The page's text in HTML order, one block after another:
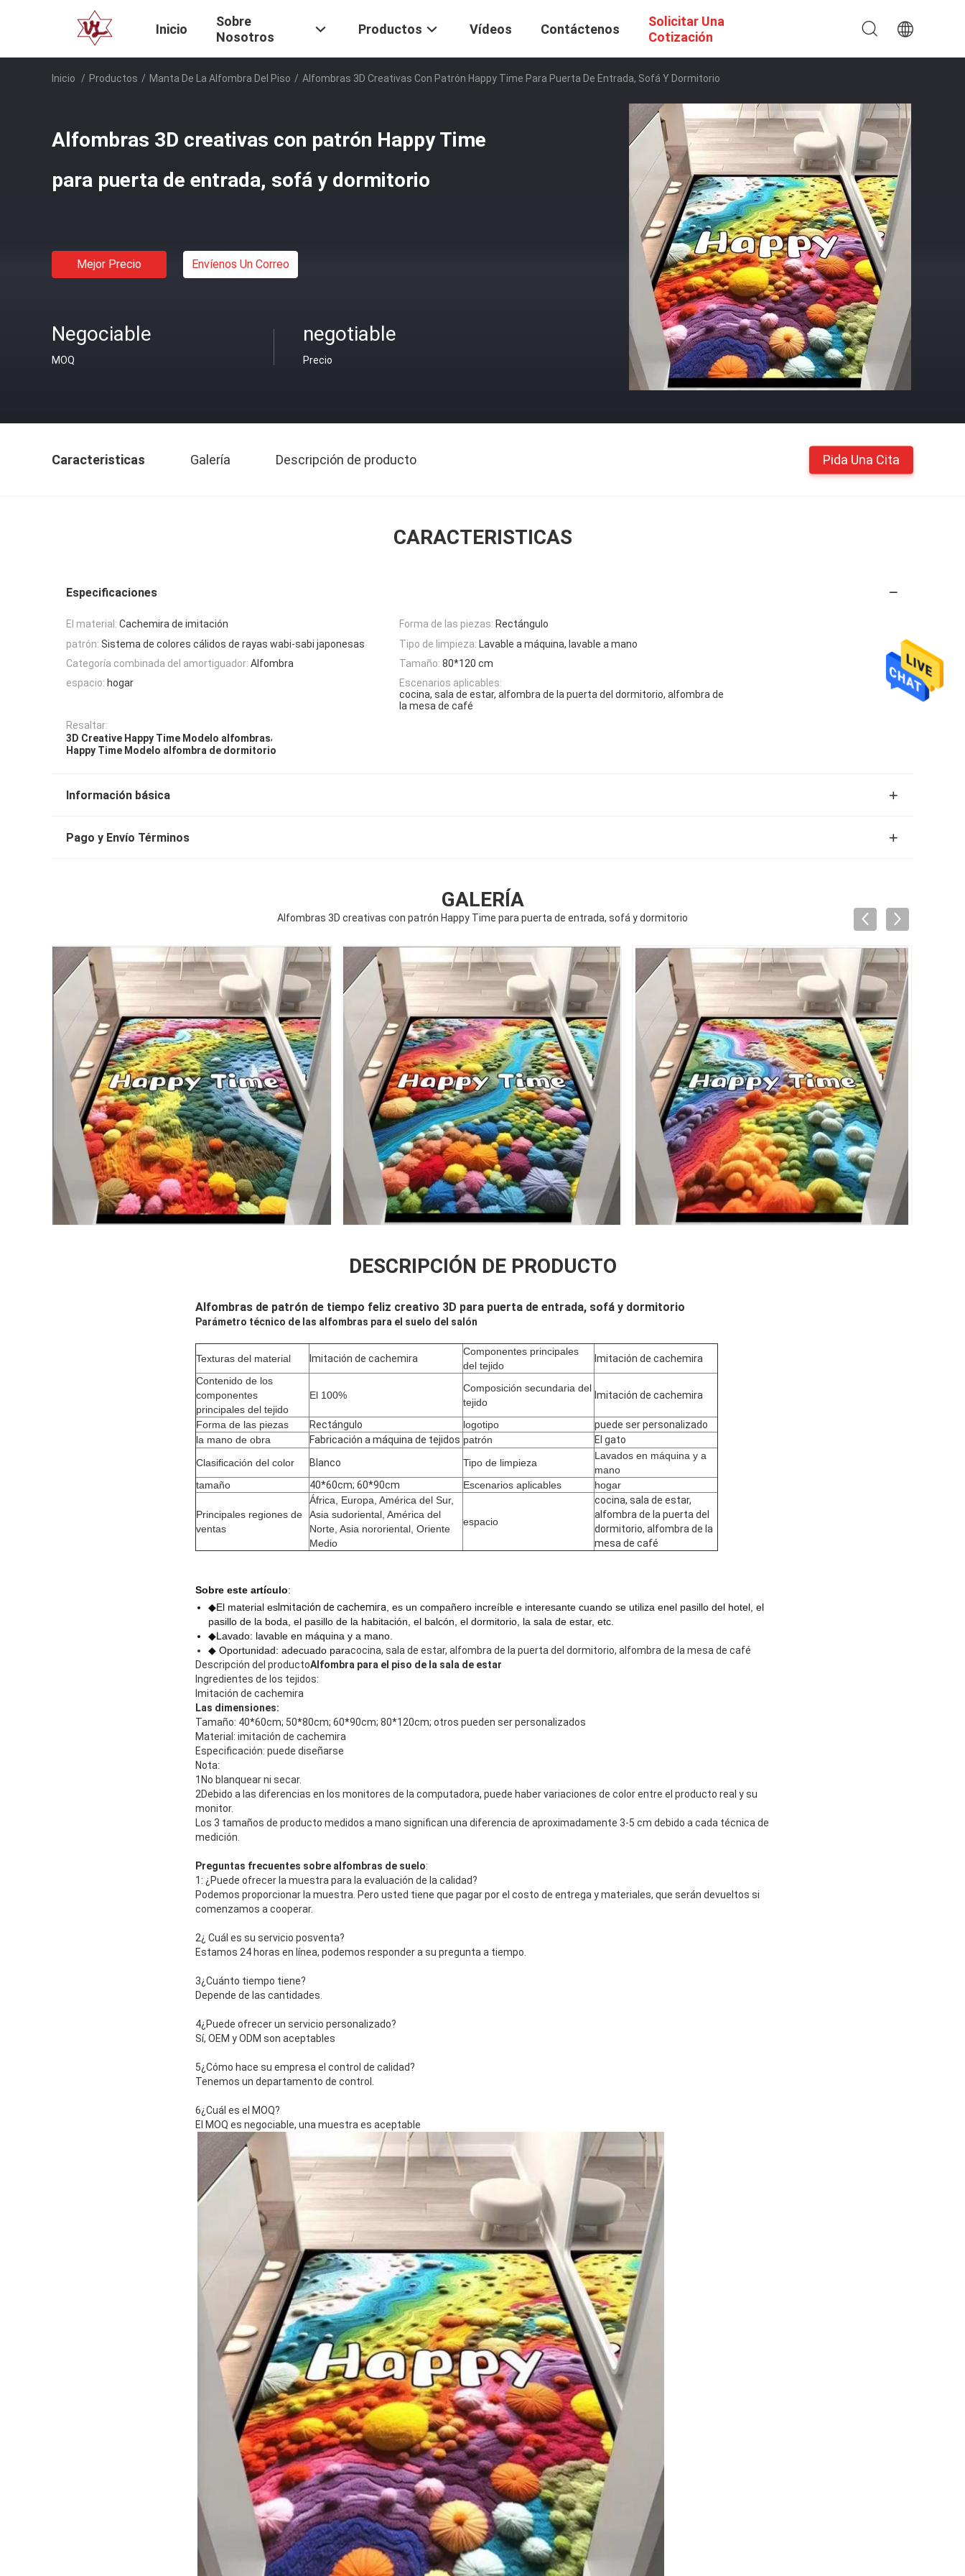
Inicio
Sobre
Nosotros
Productos Vídeos Contáctenos
Solicitar Una
Cotización
Inicio / Productos / Manta De La Alfombra Del Piso / Alfombras 3D Creativas Con Patrón Happy Time Para Puerta De Entrada, Sofá Y Dormitorio
Alfombras 3D creativas con patrón Happy Time
para puerta de entrada, sofá y dormitorio
Mejor Precio Envíenos Un Correo
Negociable
MOQ
negotiable
Precio
Caracteristicas Galería Descripción de producto Pida Una Cita
CARACTERISTICAS
Especificaciones
El material: Cachemira de imitación Forma de las piezas: Rectángulo
patrón: Sistema de colores cálidos de rayas wabi-sabi japonesas Tipo de limpieza: Lavable a máquina, lavable a mano
Categoría combinada del amortiguador: Alfombra Tamaño: 80*120 cm
espacio: hogar
Escenarios aplicables:
cocina, sala de estar, alfombra de la puerta del dormitorio, alfombra de
la mesa de café
Resaltar:
3D Creative Happy Time Modelo alfombras,
Happy Time Modelo alfombra de dormitorio
Información básica
Pago y Envío Términos
GALERÍA
Alfombras 3D creativas con patrón Happy Time para puerta de entrada, sofá y dormitorio
DESCRIPCIÓN DE PRODUCTO
Alfombras de patrón de tiempo feliz creativo 3D para puerta de entrada, sofá y dormitorio
Parámetro técnico de las alfombras para el suelo del salón
Texturas del material Imitación de cachemira
Componentes principales
del tejido
Imitación de cachemira
Contenido de los
componentes
principales del tejido
El 100%
Composición secundaria del
tejido
Imitación de cachemira
Forma de las piezas Rectángulo logotipo
puede ser personalizado
la mano de obra
Fabricación a máquina de tejidos patrón
El gato
Clasificación del color
Blanco Tipo de limpieza
Lavados en máquina y a
mano
tamaño
40*60cm; 60*90cm Escenarios aplicables hogar
Principales regiones de
ventas
África, Europa, América del Sur,
Asia sudoriental, América del
Norte, Asia nororiental, Oriente
Medio
espacio
cocina, sala de estar,
alfombra de la puerta del
dormitorio, alfombra de la
mesa de café
Sobre este artículo:
◆El material esImitación de cachemira , es un compañero increíble e interesante cuando se utiliza enel pasillo del hotel, el
pasillo de la boda, el pasillo de la habitación, el balcón, el dormitorio, la sala de estar, etc.
◆Lavado: lavable en máquina y a mano.
◆ Oportunidad: adecuado paracocina, sala de estar, alfombra de la puerta del dormitorio, alfombra de la mesa de café
Descripción del productoAlfombra para el piso de la sala de estar
Ingredientes de los tejidos:
Imitación de cachemira
Las dimensiones:
Tamaño: 40*60cm; 50*80cm; 60*90cm; 80*120cm; otros pueden ser personalizados
Material: imitación de cachemira
Especificación: puede diseñarse
Nota:
1No blanquear ni secar.
2Debido a las diferencias en los monitores de la computadora, puede haber variaciones de color entre el producto real y su
monitor.
Los 3 tamaños de producto medidos a mano significan una diferencia de aproximadamente 3-5 cm debido a cada técnica de
medición.
Preguntas frecuentes sobre alfombras de suelo:
1: ¿Puede ofrecer la muestra para la evaluación de la calidad?
Podemos proporcionar la muestra. Pero usted tiene que pagar por el costo de entrega y materiales, que serán devueltos si
comenzamos a cooperar.
2¿ Cuál es su servicio posventa?
Estamos 24 horas en línea, podemos responder a su pregunta a tiempo.
3¿Cuánto tiempo tiene?
Depende de las cantidades.
4¿Puede ofrecer un servicio personalizado?
Sí, OEM y ODM son aceptables
5¿Cómo hace su empresa el control de calidad?
Tenemos un departamento de control.
6¿Cuál es el MOQ?
El MOQ es negociable, una muestra es aceptable